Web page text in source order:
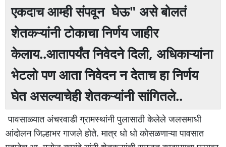
एकदाच आम्ही संपवून घेऊ" असे बोलतं
शेतकऱ्यांनी टोकाचा निर्णय जाहीर
केलाय..आतापर्यंत निवेदने दिली, अधिकाऱ्यांना
भेटलो पण आता निवेदन न देताच हा निर्णय
घेत असल्याचेही शेतकऱ्यांनी सांगितले..
पावसाळ्यात अंचरवाडी ग्रामस्थांनी पुलासाठी केलेले जलसमाधी
आंदोलन जिल्हाभर गाजले होते. मात्र धो धो कोसळणाऱ्या पावसात